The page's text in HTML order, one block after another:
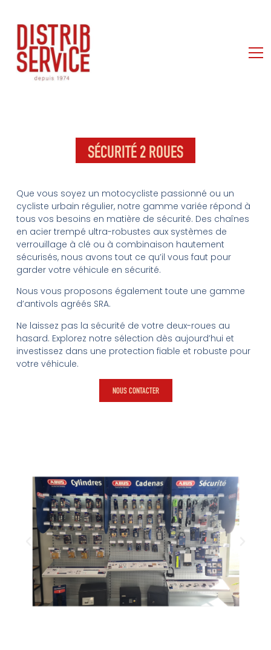
SÉCURITÉ 2 ROUES
Que vous soyez un motocycliste passionné ou un
cycliste urbain régulier, notre gamme variée répond à
tous vos besoins en matière de sécurité. Des chaînes
en acier trempé ultra-robustes aux systèmes de
verrouillage à clé ou à combinaison hautement
sécurisés, nous avons tout ce qu’il vous faut pour
garder votre véhicule en sécurité.
Nous vous proposons également toute une gamme
d’antivols agréés SRA.
Ne laissez pas la sécurité de votre deux-roues au
hasard. Explorez notre sélection dès aujourd’hui et
investissez dans une protection fiable et robuste pour
votre véhicule.
NOUS CONTACTER